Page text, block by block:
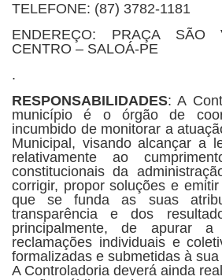
TELEFONE: (87) 3782-1181
ENDEREÇO: PRAÇA
CENTRO – SALOÁ-PE
.
RESPONSABILIDADES: A
município é o órgão de
incumbido de monitorar a
Municipal, visando alcançar a
relativamente ao
constitucionais da
corrigir, propor soluções e
que se funda as suas
transparência e dos
principalmente, de apurar a
reclamações individuais e
formalizadas e submetidas à
A Controladoria deverá ainda